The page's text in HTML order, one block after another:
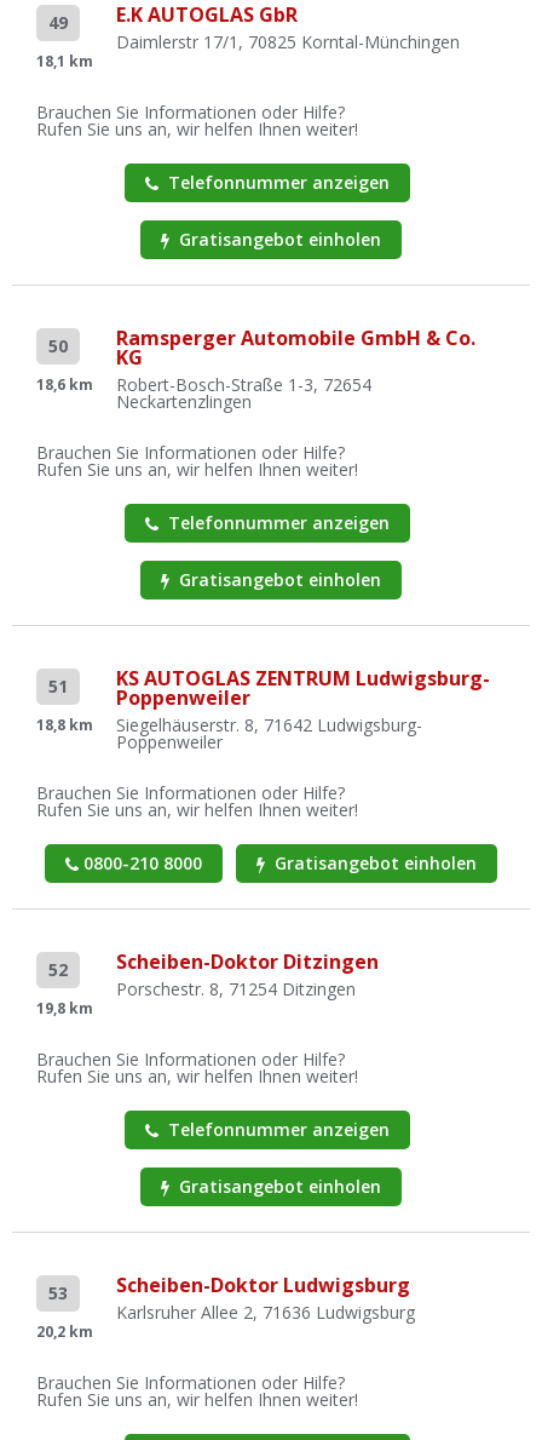
49
18,1 km
E.K AUTOGLAS GbR
Daimlerstr 17/1, 70825 Korntal-Münchingen
Brauchen Sie Informationen oder Hilfe?
Rufen Sie uns an, wir helfen Ihnen weiter!
Telefonnummer anzeigen
Gratisangebot einholen
50
18,6 km
Ramsperger Automobile GmbH & Co.
KG
Robert-Bosch-Straße 1-3, 72654
Neckartenzlingen
Brauchen Sie Informationen oder Hilfe?
Rufen Sie uns an, wir helfen Ihnen weiter!
Telefonnummer anzeigen
Gratisangebot einholen
51
18,8 km
KS AUTOGLAS ZENTRUM Ludwigsburg-
Poppenweiler
Siegelhäuserstr. 8, 71642 Ludwigsburg-
Poppenweiler
Brauchen Sie Informationen oder Hilfe?
Rufen Sie uns an, wir helfen Ihnen weiter!
0800-210 8000 Gratisangebot einholen
52
19,8 km
Scheiben-Doktor Ditzingen
Porschestr. 8, 71254 Ditzingen
Brauchen Sie Informationen oder Hilfe?
Rufen Sie uns an, wir helfen Ihnen weiter!
Telefonnummer anzeigen
Gratisangebot einholen
53
20,2 km
Scheiben-Doktor Ludwigsburg
Karlsruher Allee 2, 71636 Ludwigsburg
Brauchen Sie Informationen oder Hilfe?
Rufen Sie uns an, wir helfen Ihnen weiter!